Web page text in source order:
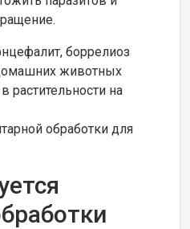
боррелиоз
животных
растительности на
обработки для